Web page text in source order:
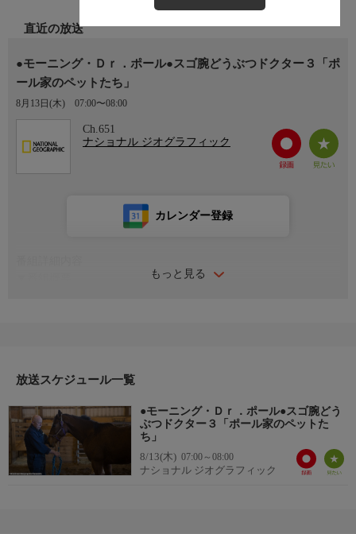
直近の放送
●モーニング・Ｄｒ．ポール●スゴ腕どうぶつドクター３「ポ
ール家のペットたち」
8月13日(木) 07:00〜08:00
Ch.651
ナショナル ジオグラフィック
もっと見る
カレンダー登録
んポール医師の神の手とも言える診察術も満載。
ミシガン州は夏真っ盛り。出産する動物も多く、ポール医師とチ
ャールズ、ブレンダ医師は日々忙しくしている。無事な出産ばか
りではないからだ。ポール医師とブレンダ医師は猫や犬、牛の母
親の命を救う。今回はポール家のペットたちも登場。ケガをした
放送スケジュール一覧
●モーニング・Ｄｒ．ポール●スゴ腕どう
ぶつドクター３「ポール家のペットた
ち」
8/13(木) 07:00～08:00
ナショナル ジオグラフィック